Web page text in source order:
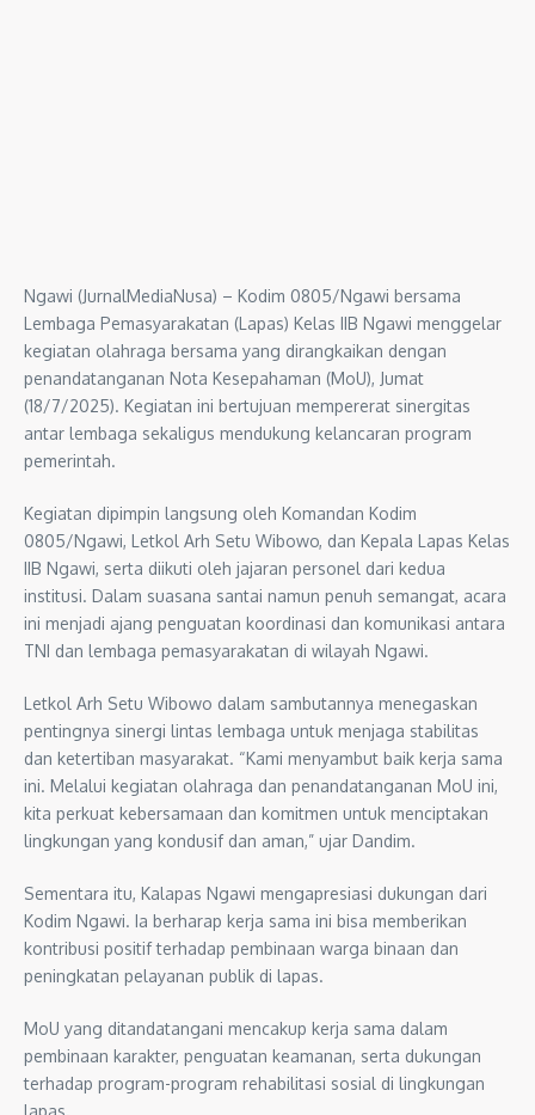
Ngawi (JurnalMediaNusa) – Kodim 0805/Ngawi bersama
Lembaga Pemasyarakatan (Lapas) Kelas IIB Ngawi menggelar
kegiatan olahraga bersama yang dirangkaikan dengan
penandatanganan Nota Kesepahaman (MoU), Jumat
(18/7/2025). Kegiatan ini bertujuan mempererat sinergitas
antar lembaga sekaligus mendukung kelancaran program
pemerintah.
Kegiatan dipimpin langsung oleh Komandan Kodim
0805/Ngawi, Letkol Arh Setu Wibowo, dan Kepala Lapas Kelas
IIB Ngawi, serta diikuti oleh jajaran personel dari kedua
institusi. Dalam suasana santai namun penuh semangat, acara
ini menjadi ajang penguatan koordinasi dan komunikasi antara
TNI dan lembaga pemasyarakatan di wilayah Ngawi.
Letkol Arh Setu Wibowo dalam sambutannya menegaskan
pentingnya sinergi lintas lembaga untuk menjaga stabilitas
dan ketertiban masyarakat. “Kami menyambut baik kerja sama
ini. Melalui kegiatan olahraga dan penandatanganan MoU ini,
kita perkuat kebersamaan dan komitmen untuk menciptakan
lingkungan yang kondusif dan aman,” ujar Dandim.
Sementara itu, Kalapas Ngawi mengapresiasi dukungan dari
Kodim Ngawi. Ia berharap kerja sama ini bisa memberikan
kontribusi positif terhadap pembinaan warga binaan dan
peningkatan pelayanan publik di lapas.
MoU yang ditandatangani mencakup kerja sama dalam
pembinaan karakter, penguatan keamanan, serta dukungan
terhadap program-program rehabilitasi sosial di lingkungan
lapas.